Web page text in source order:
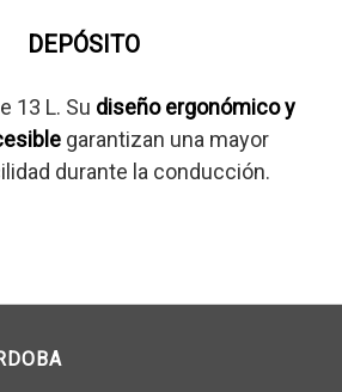
DEPÓSITO
13 L. Su diseño ergonómico y
garantizan una mayor
durante la conducción.